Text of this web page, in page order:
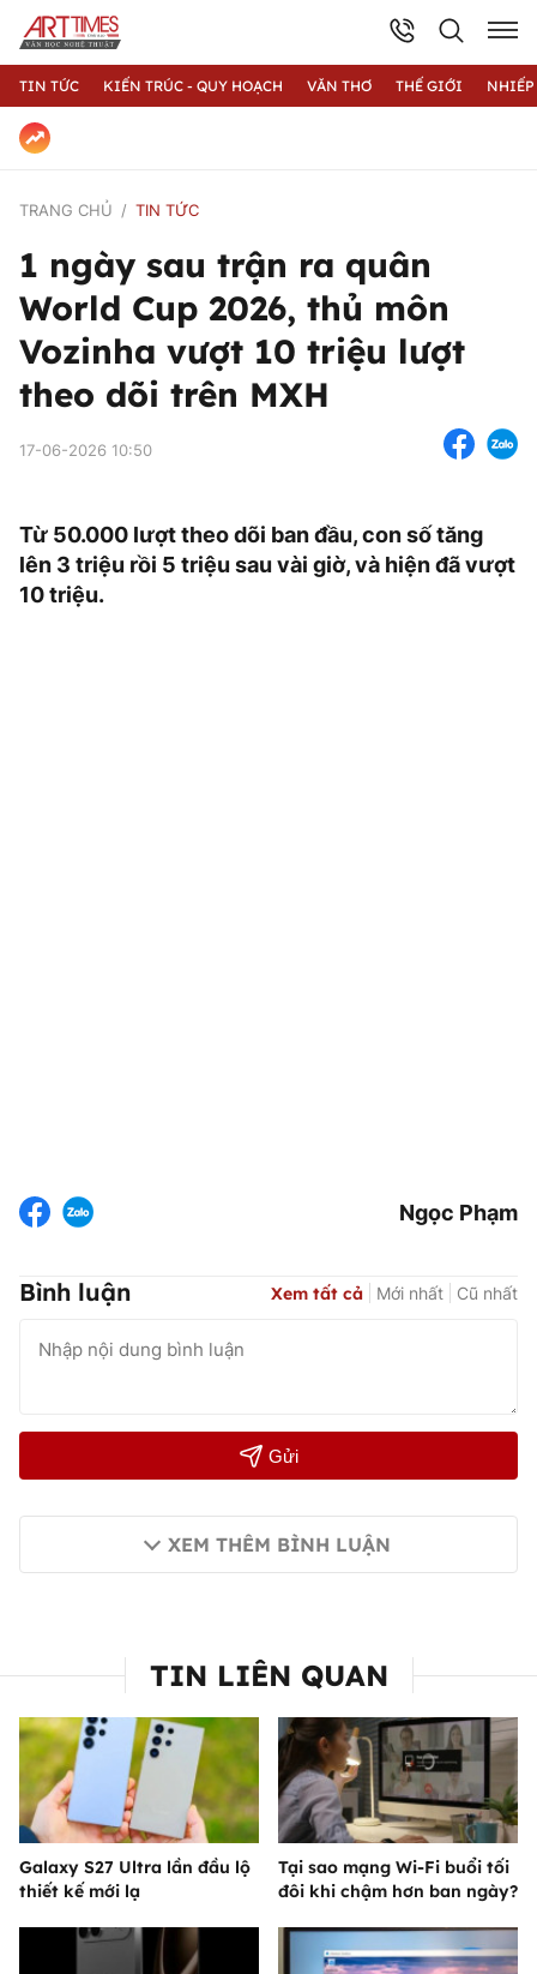
TIN TỨC KIẾN TRÚC - QUY HOẠCH VĂN THƠ THẾ GIỚI
TRANG CHỦ TIN TỨC
1 ngày sau trận ra quân
World Cup 2026, thủ môn
Vozinha vượt 10 triệu lượt
theo dõi trên MXH
17-06-2026 10:50
Từ 50.000 lượt theo dõi ban đầu, con số tăng
lên 3 triệu rồi 5 triệu sau vài giờ, và hiện đã vượt
10 triệu.
Ngọc Phạm
Bình luận Xem tất cả Mới nhất Cũ nhất
Gửi
XEM THÊM BÌNH LUẬN
TIN LIÊN QUAN
Galaxy S27 Ultra lần đầu lộ
thiết kế mới lạ
Tại sao mạng Wi-Fi buổi tối
đôi khi chậm hơn ban ngày?